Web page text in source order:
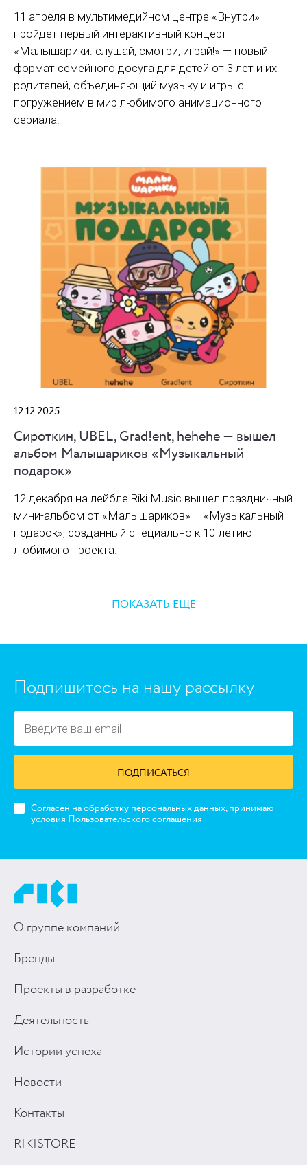
11 апреля в мультимедийном центре «Внутри»
пройдет первый интерактивный концерт
«Малышарики: слушай, смотри, играй!» — новый
формат семейного досуга для детей от 3 лет и их
родителей, объединяющий музыку и игры с
погружением в мир любимого анимационного
сериала.
12.12.2025
Сироткин, UBEL, Grad!ent, hehehe — вышел
альбом Малышариков «Музыкальный
подарок»
12 декабря на лейбле Riki Music вышел праздничный
мини-альбом от «Малышариков» – «Музыкальный
подарок», созданный специально к 10-летию
любимого проекта.
ПОКАЗАТЬ ЕЩЁ
https://www.high-endrolex.com/45
Подпишитесь на нашу рассылку
ПОДПИСАТЬСЯ
Согласен на обработку персональных данных, принимаю
условия Пользовательского соглашения
О группе компаний
Бренды
Проекты в разработке
Деятельность
Истории успеха
Новости
Контакты
RIKISTORE